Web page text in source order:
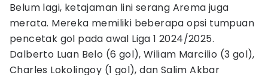
Belum lagi, ketajaman lini serang Arema juga
merata. Mereka memiliki beberapa opsi tumpuan
pencetak gol pada awal Liga 1 2024/2025.
Dalberto Luan Belo (6 gol), Wiliam Marcilio (3 gol),
Charles Lokolingoy (1 gol), dan Salim Akbar